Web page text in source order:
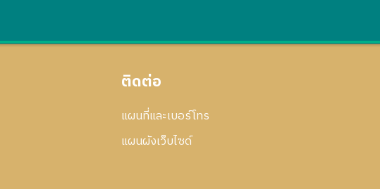
ติดต่อ
แผนที่และเบอร์โทร
แผนผังเว็บไซด์